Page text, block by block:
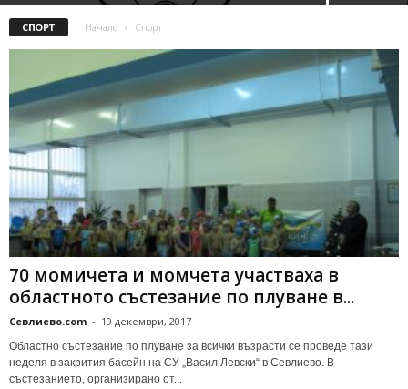
СПОРТ Начало Спорт
70 момичета и момчета участваха в
областното състезание по плуване в...
Севлиево.com - 19 декември, 2017
Областно състезание по плуване за всички възрасти се проведе тази
неделя в закрития басейн на СУ „Васил Левски“ в Севлиево. В
състезанието, организирано от...